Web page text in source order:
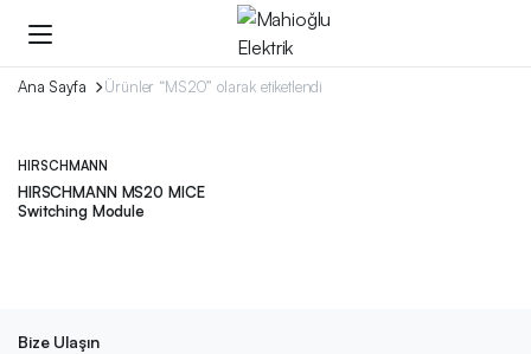
Ana Sayfa Ürünler “MS20” olarak etiketlendi
HIRSCHMANN
HIRSCHMANN MS20 MICE
Switching Module
Bize Ulaşın